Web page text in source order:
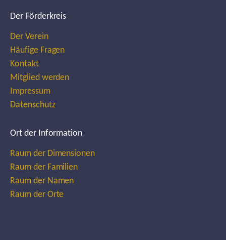
Der Förderkreis
Der Verein
Häufige Fragen
Kontakt
Mitglied werden
Impressum
Datenschutz
Ort der Information
Raum der Dimensionen
Raum der Familien
Raum der Namen
Raum der Orte